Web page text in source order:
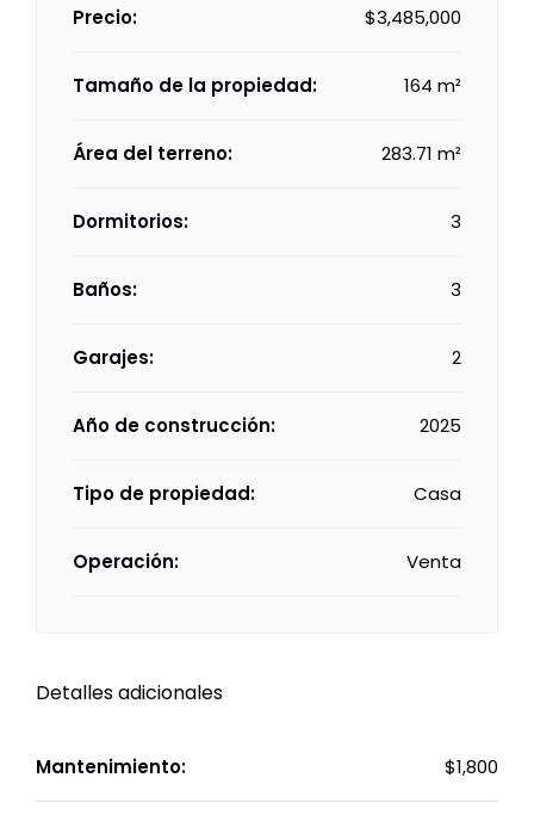
Precio: $3,485,000
Tamaño de la propiedad: 164 m²
Área del terreno: 283.71 m²
Dormitorios: 3
Baños: 3
Garajes: 2
Año de construcción: 2025
Tipo de propiedad: Casa
Operación: Venta
Detalles adicionales
Mantenimiento: $1,800